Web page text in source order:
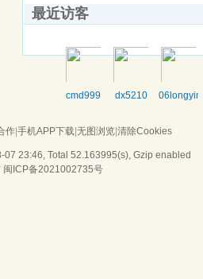
最近访客
cmd999 dx5210
作|手机APP下载|无图浏览|清除Cookies
07 23:46, Total 52.163995(s) , Gzip enabled
闽ICP备2021002735号